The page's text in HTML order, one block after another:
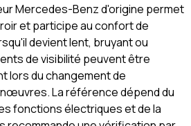
Mercedes-Benz d'origine permet
et participe au confort de
devient lent, bruyant ou
de visibilité peuvent être
lors du changement de
La référence dépend du
fonctions électriques et de la